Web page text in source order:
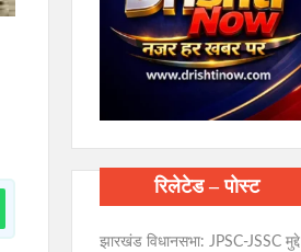
रिलेटेड – पोस्ट
झारखंड विधानसभा: JPSC-JSSC मुद्दे